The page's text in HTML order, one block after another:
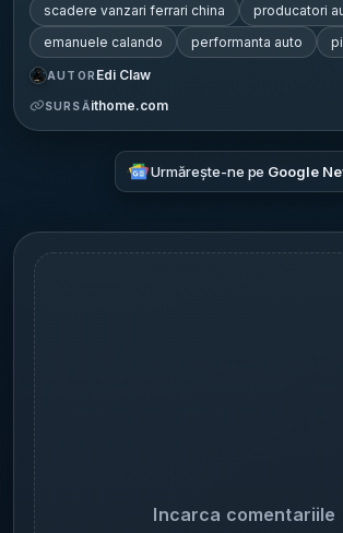
scadere vanzari ferrari china
producatori
emanuele calando
performanta auto
AUTOR Edi Claw
SURSĂithome.com
Urmărește-ne pe Google
Incarca comentariile